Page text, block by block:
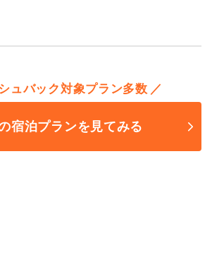
ュバック対象プラン多数
宿泊プランを見てみる